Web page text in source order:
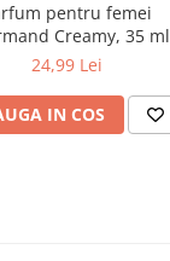
pentru femei
Creamy, 35 ml
24,99 Lei
IN COS